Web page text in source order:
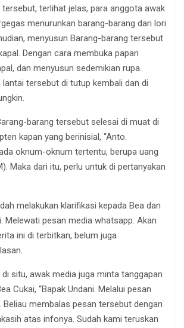
terlihat jelas, para anggota awak
menurunkan barang-barang dari lori
menyusun Barang-barang tersebut
Dengan cara membuka papan
dan menyusun sedemikian rupa.
lantai tersebut di tutup kembali dan di
barang tersebut selesai di muat di
kapan yang berinisial, “Anto.
oknum-oknum tertentu, berupa uang
Maka dari itu, perlu untuk di pertanyakan
melakukan klarifikasi kepada Bea dan
Melewati pesan media whatsapp. Akan
ini di terbitkan, belum juga
situ, awak media juga minta tanggapan
Cukai, “Bapak Undani. Melalui pesan
Beliau membalas pesan tersebut dengan
atas infonya. Sudah kami teruskan